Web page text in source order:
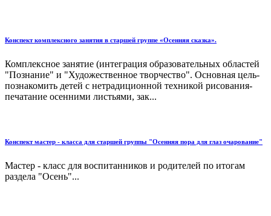
Конспект комплексного занятия в старшей группе «Осенняя сказка».
Комплексное занятие (интеграция образовательных областей
"Познание" и "Художественное творчество". Основная цель-
познакомить детей с нетрадиционной техникой рисования-
печатание осенними листьями, зак...
Конспект мастер - класса для старшей группы "Осенняя пора для глаз очарование"
Мастер - класс для воспитанников и родителей по итогам
раздела "Осень"...